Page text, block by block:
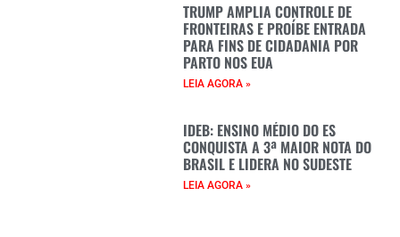
TRUMP AMPLIA CONTROLE DE
FRONTEIRAS E PROÍBE ENTRADA
PARA FINS DE CIDADANIA POR
PARTO NOS EUA
LEIA AGORA »
IDEB: ENSINO MÉDIO DO ES
CONQUISTA A 3ª MAIOR NOTA DO
BRASIL E LIDERA NO SUDESTE
LEIA AGORA »